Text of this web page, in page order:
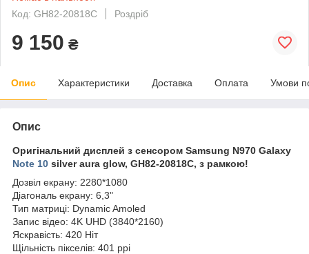
Код: GH82-20818C
Роздріб
9 150 ₴
Опис Характеристики Доставка Оплата Умови
Опис
Оригінальний дисплей з сенсором Samsung N970 Galaxy
Note 10 silver aura glow, GH82-20818C, з рамкою!
Дозвіл екрану: 2280*1080
Діагональ екрану: 6,3"
Тип матриці: Dynamic Amoled
Запис відео: 4K UHD (3840*2160)
Яскравість: 420 Ніт
Щільність пікселів: 401 ppi